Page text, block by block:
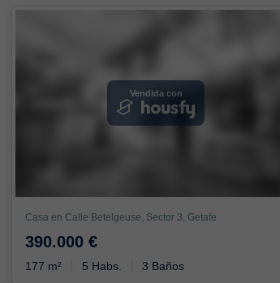
Vendida con
Casa en Calle Betelgeuse, Sector 3, Getafe
390.000 €
177 m² 5 Habs. 3 Baños